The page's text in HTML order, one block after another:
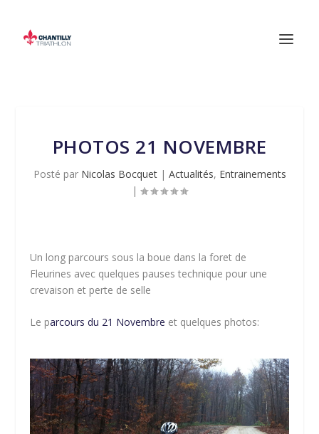
PHOTOS 21 NOVEMBRE
Posté par Nicolas Bocquet| Actualités, Entrainements
|
Un long parcours sous la boue dans la foret de
Fleurines avec quelques pauses technique pour une
crevaison et perte de selle
Le parcours du 21 Novembre et quelques photos: